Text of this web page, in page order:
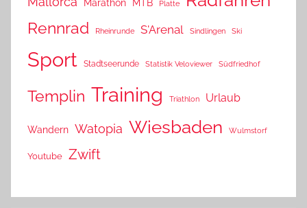
Marathon MTB Platte
Rennrad Rheinrunde S'Arenal Sindlingen Ski
Sport Stadtseerunde Statistik Veloviewer Südfriedhof
Templin Training Triathlon Urlaub
Wandern Watopia Wiesbaden Wulmstorf
Youtube Zwift